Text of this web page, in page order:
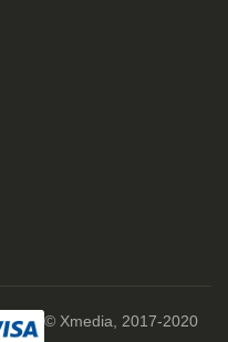
© Xmedia, 2017-2020